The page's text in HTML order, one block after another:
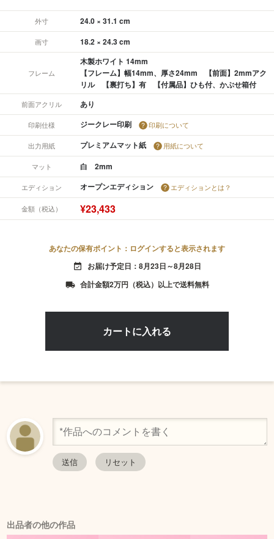
外寸 24.0 × 31.1 cm
画寸 18.2 × 24.3 cm
フレーム
木製ホワイト 14mm
【フレーム】幅14mm、厚さ24mm 【前面】2mmアク
リル 【裏打ち】有 【付属品】ひも付、かぶせ箱付
前面アクリル あり
印刷仕様 ジークレー印刷 印刷について
出力用紙 プレミアムマット紙 用紙について
マット 白 2mm
エディション オープンエディション エディションとは？
金額（税込） ¥23,433
あなたの保有ポイント：ログインすると表示されます
event_available お届け予定日：8月23日～8月28日
local_shipping 合計金額2万円（税込）以上で送料無料
出品者の他の作品